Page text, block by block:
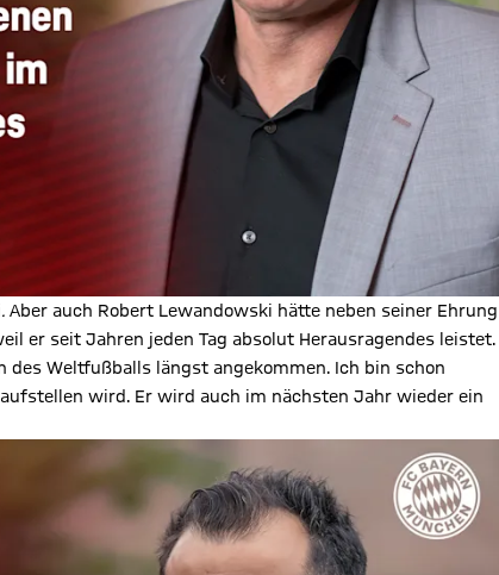
. Aber auch Robert Lewandowski hätte neben seiner Ehrung
er seit Jahren jeden Tag absolut Herausragendes leistet.
des Weltfußballs längst angekommen. Ich bin schon
wird. Er wird auch im nächsten Jahr wieder ein